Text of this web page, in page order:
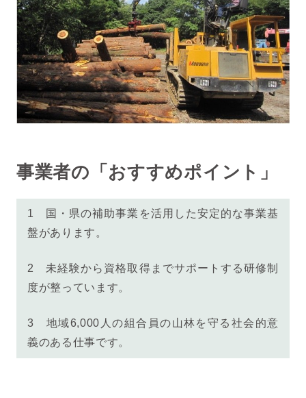
事業者の「おすすめポイント」
1 国・県の補助事業を活用した安定的な事業基
盤があります。
2 未経験から資格取得までサポートする研修制
度が整っています。
3 地域6,000人の組合員の山林を守る社会的意
義のある仕事です。